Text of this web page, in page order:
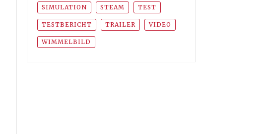
SIMULATION STEAM TEST
TESTBERICHT TRAILER VIDEO
WIMMELBILD